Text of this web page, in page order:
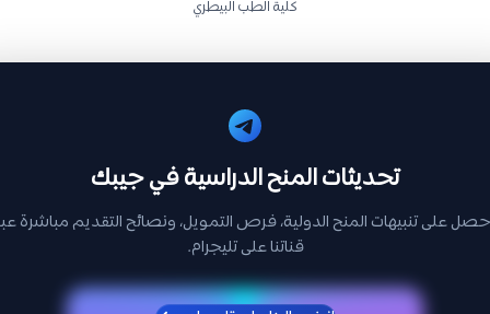
كلية الطب البيطري
تحديثات المنح الدراسية في جيبك
على تنبيهات المنح الدولية، فرص التمويل، ونصائح التقديم مباشرة
قناتنا على تليجرام.